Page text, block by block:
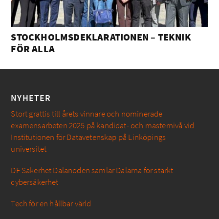
STOCKHOLMSDEKLARATIONEN – TEKNIK
FÖR ALLA
NYHETER
Stort grattis till årets vinnare och nominerade
examensarbeten 2025 på kandidat- och masternivå vid
Institutionen för Datavetenskap på Linköpings
universitet
DF Säkerhet Dalanoden samlar Dalarna för stärkt
cybersäkerhet
Tech för en hållbar värld